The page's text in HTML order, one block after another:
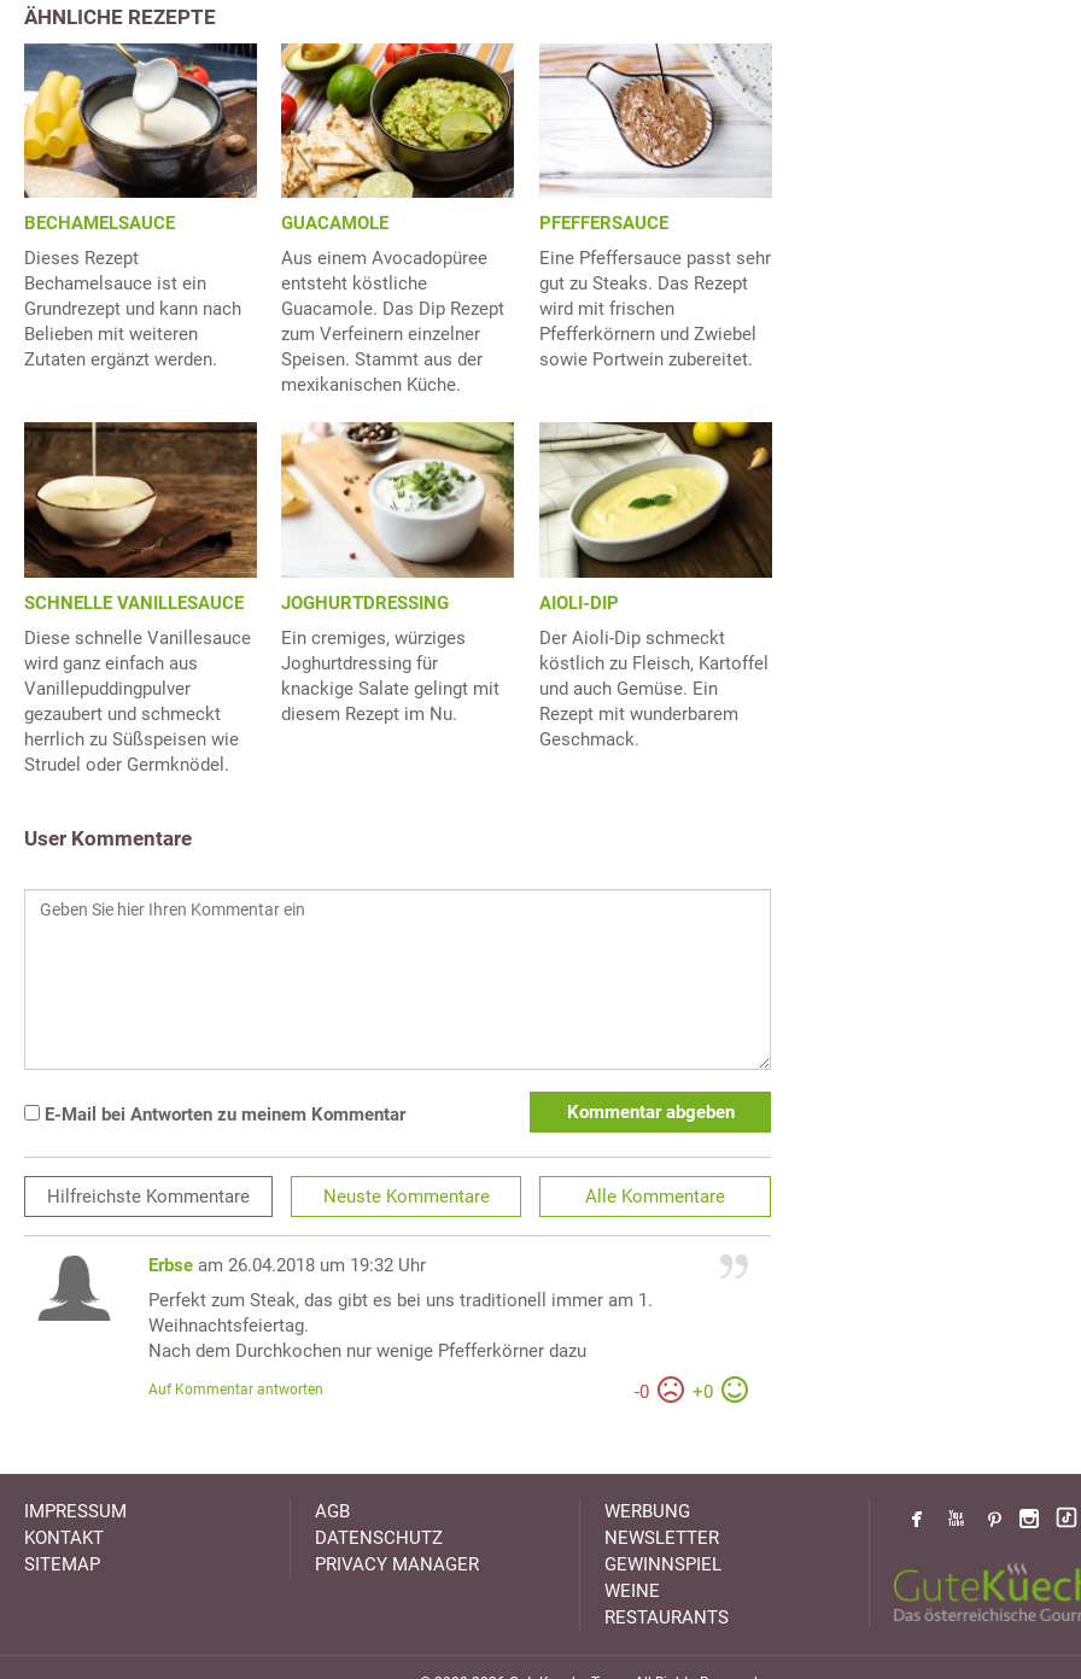
ÄHNLICHE REZEPTE
BECHAMELSAUCE
Dieses Rezept
Bechamelsauce ist ein
Grundrezept und kann nach
Belieben mit weiteren
Zutaten ergänzt werden.
GUACAMOLE
Aus einem Avocadopüree
entsteht köstliche
Guacamole. Das Dip Rezept
zum Verfeinern einzelner
Speisen. Stammt aus der
mexikanischen Küche.
PFEFFERSAUCE
Eine Pfeffersauce passt sehr
gut zu Steaks. Das Rezept
wird mit frischen
Pfefferkörnern und Zwiebel
sowie Portwein zubereitet.
SCHNELLE VANILLESAUCE
Diese schnelle Vanillesauce
wird ganz einfach aus
Vanillepuddingpulver
gezaubert und schmeckt
herrlich zu Süßspeisen wie
Strudel oder Germknödel.
JOGHURTDRESSING
Ein cremiges, würziges
Joghurtdressing für
knackige Salate gelingt mit
diesem Rezept im Nu.
AIOLI-DIP
Der Aioli-Dip schmeckt
köstlich zu Fleisch, Kartoffel
und auch Gemüse. Ein
Rezept mit wunderbarem
Geschmack.
User Kommentare
E-Mail bei Antworten zu meinem Kommentar Kommentar abgeben
Hilfreichste Kommentare Neuste Kommentare Alle Kommentare
Erbse am 26.04.2018 um 19:32 Uhr
Perfekt zum Steak, das gibt es bei uns traditionell immer am 1.
Weihnachtsfeiertag.
Nach dem Durchkochen nur wenige Pfefferkörner dazu
-0 +0
Auf Kommentar antworten
IMPRESSUM
KONTAKT
SITEMAP
AGB
DATENSCHUTZ
PRIVACY MANAGER
WERBUNG
NEWSLETTER
GEWINNSPIEL
WEINE
RESTAURANTS